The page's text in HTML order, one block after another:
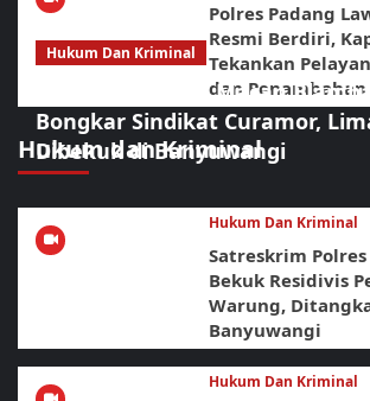
Polres Padang
Resmi Berdiri,
Tekankan
dan Penambahan
Hukum dan Kriminal
Hukum Dan Kriminal
Sikat Habis! URC Macan
Bongkar Sindikat Curamor,
Dibekuk di Banyuwangi
Hukum Dan Kriminal
Satreskrim
Bekuk Residivis
Warung,
Banyuwangi
Hukum Dan Kriminal